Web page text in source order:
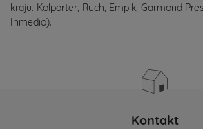
kraju: Kolporter, Ruch, Empik, Garmond
Inmedio).
Kontakt